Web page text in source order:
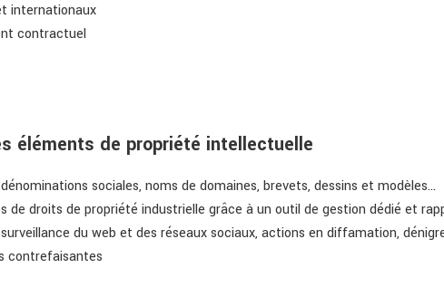
internationaux
contractuel
éléments de propriété intellectuelle
sociales, noms de domaines, brevets, dessins et modèles...
de droits de propriété industrielle grâce à un outil de gestion dédié et
du web et des réseaux sociaux, actions en diffamation,
contrefaisantes